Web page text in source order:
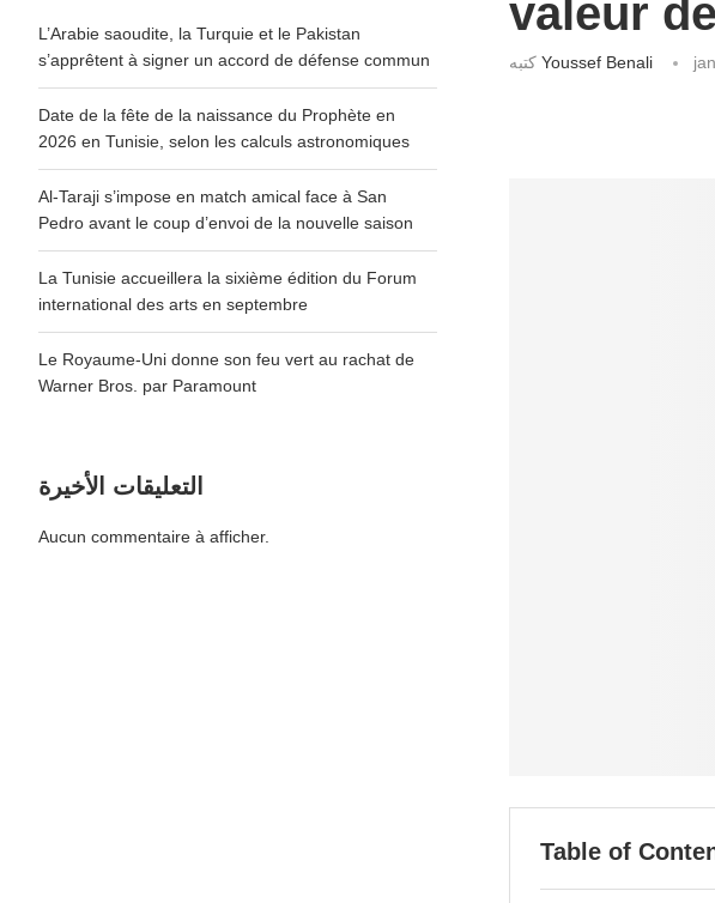
valeur
كتبه Youssef Benali
Table of
L’Arabie saoudite, la Turquie et le Pakistan
s’apprêtent à signer un accord de défense commun
Date de la fête de la naissance du Prophète en
2026 en Tunisie, selon les calculs astronomiques
Al-Taraji s’impose en match amical face à San
Pedro avant le coup d’envoi de la nouvelle saison
La Tunisie accueillera la sixième édition du Forum
international des arts en septembre
Le Royaume-Uni donne son feu vert au rachat de
Warner Bros. par Paramount
التعليقات الأخيرة
Aucun commentaire à afficher.